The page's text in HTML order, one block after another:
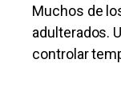
Muchos de
adulterados.
controlar